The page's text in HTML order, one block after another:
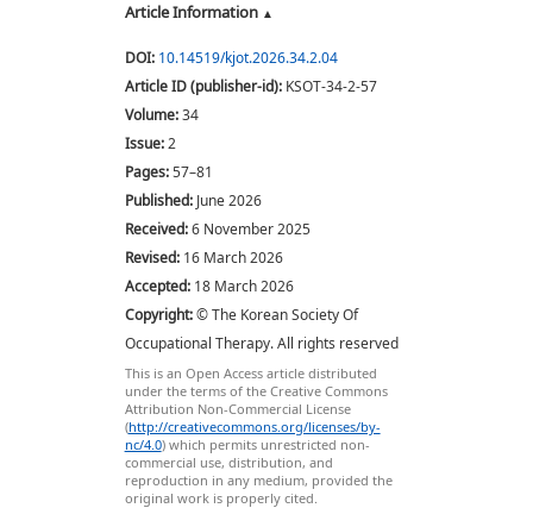
Article Information
DOI: 10.14519/kjot.2026.34.2.04
Article ID (publisher-id): KSOT-34-2-57
Volume:34
Issue:2
Pages:57–81
Published: June 2026
Received:6 November 2025
Revised: 16 March 2026
Accepted: 18 March 2026
Copyright:© The Korean Society Of
Occupational Therapy. All rights reserved
This is an Open Access article distributed
under the terms of the Creative Commons
Attribution Non-Commercial License
(http://creativecommons.org/licenses/by-
nc/4.0) which permits unrestricted non-
commercial use, distribution, and
reproduction in any medium, provided the
original work is properly cited.